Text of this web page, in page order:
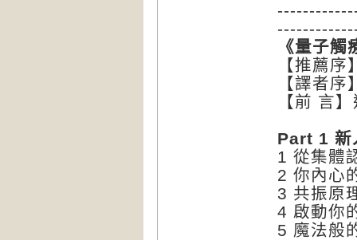
《量子
【推薦
【譯者
【前 言
Part 1 新
1 從集體
2 你內心
3 共振原
4 啟動你
5 魔法般